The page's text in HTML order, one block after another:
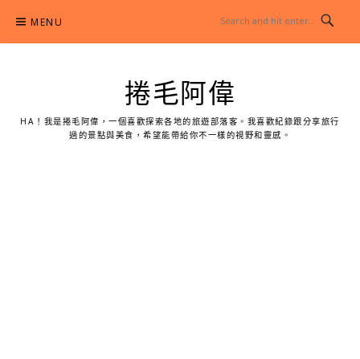
content
MENU
捲毛阿偉
HA！我是捲毛阿偉，一個喜歡探索各地的旅遊部落客。我喜歡紀錄跟分享旅行
過的景點與美食，希望能帶給你不一樣的視野和靈感。